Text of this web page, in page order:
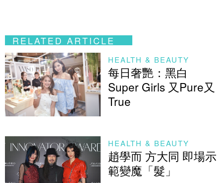
RELATED ARTICLE
HEALTH & BEAUTY
每日奢艷：黑白
Super Girls 又Pure又
True
HEALTH & BEAUTY
趙學而 方大同 即場示
範變魔「髮」